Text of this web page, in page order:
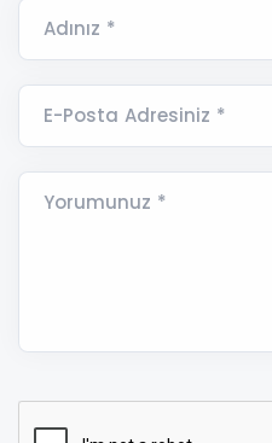
Adınız *
E-Posta Adresiniz *
Yorumunuz *